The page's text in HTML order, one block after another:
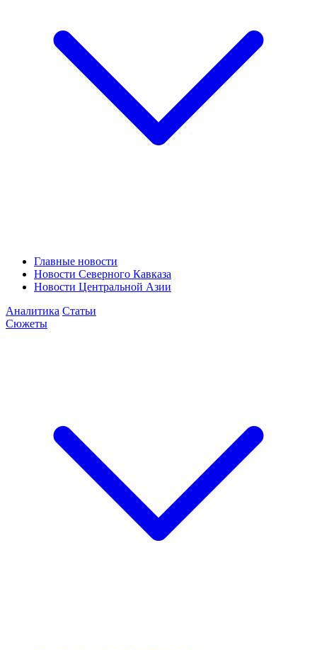
Главные новости
Новости Северного Кавказа
Новости Центральной Азии
Аналитика Статьи
Сюжеты